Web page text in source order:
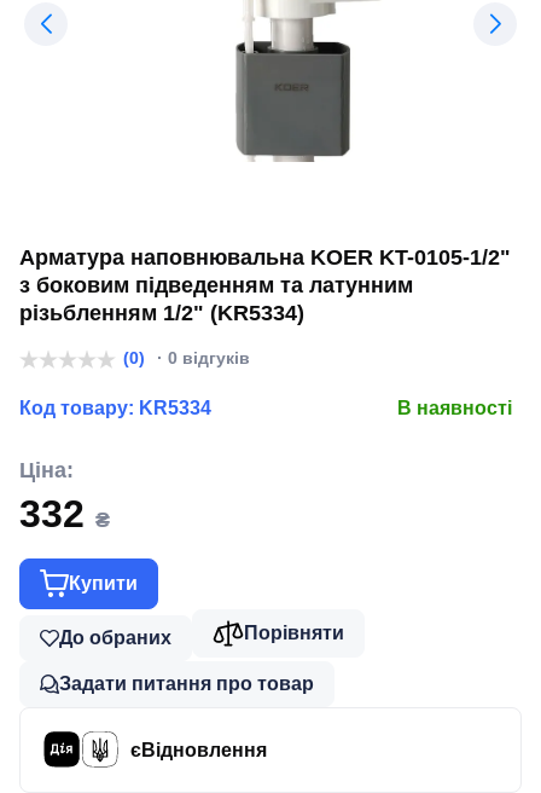
Арматура наповнювальна KOER KT-0105-1/2"
з боковим підведенням та латунним
різьбленням 1/2" (KR5334)
(0) · 0 відгуків
Код товару: KR5334 В наявності
Ціна:
332 ₴
Купити
До обраних Порівняти
Задати питання про товар
єВідновлення